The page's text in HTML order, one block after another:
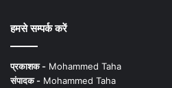
हमसे सम्पर्क करें
प्रकाशक - Mohammed Taha
संपादक - Mohammed Taha